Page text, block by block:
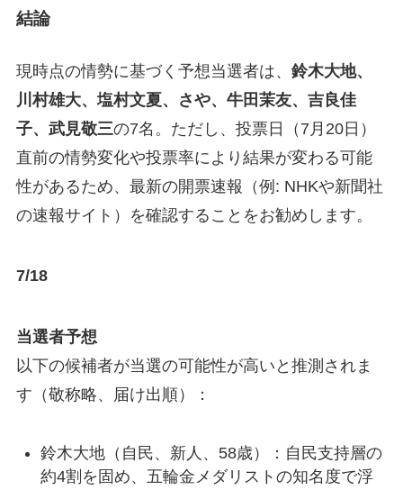
結論
現時点の情勢に基づく予想当選者は、 鈴木大地、
川村雄大、塩村文夏、さや、牛田茉友、吉良佳
子、武見敬三の7名。ただし、投票日（7月20日）
直前の情勢変化や投票率により結果が変わる可能
性があるため、最新の開票速報（例: NHKや新聞社
の速報サイト）を確認することをお勧めします。
7/18
当選者予想
以下の候補者が当選の可能性が高いと推測されま
す（敬称略、届け出順）：
鈴木大地（自民、新人、58歳）：自民支持層の
約4割を固め、五輪金メダリストの知名度で浮